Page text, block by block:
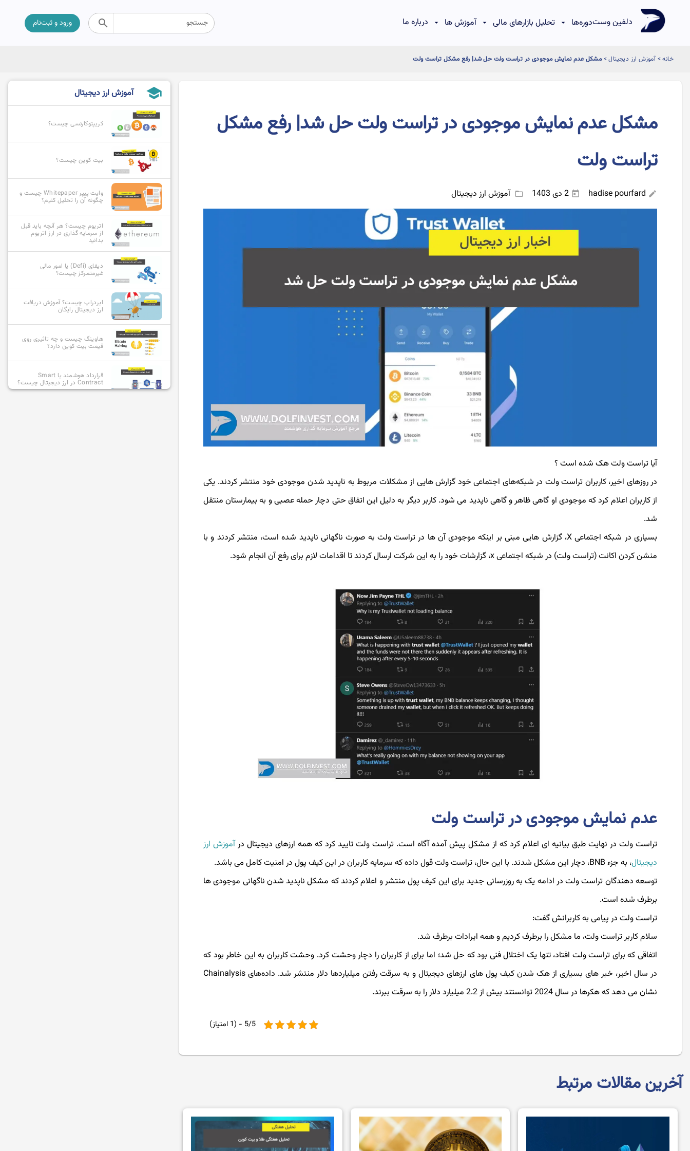
دلفین وستدوره‌ها تحلیل بازارهای مالی آموزش ها درباره ما جستجو search ورود و ثبت‌نام
خانه>آموزش ارز دیجیتال>مشکل عدم نمایش موجودی در تراست ولت حل شد| رفع مشکل تراست ولت
مشکل عدم نمایش موجودی در تراست ولت حل شد| رفع مشکل
تراست ولت
edit
today
folder_open آموزش ارز دیجیتال
آیا تراست ولت هک شده است ؟
در روزهای اخیر، کاربران تراست ولت در شبکه‌های اجتماعی خود گزارش‌ هایی از مشکلات مربوط به ناپدید شدن موجودی خود منتشر کردند. یکی
از کاربران اعلام کرد که موجودی او گاهی ظاهر و گاهی ناپدید می ‌شود. کاربر دیگر به دلیل این اتفاق حتی دچار حمله عصبی و به بیمارستان منتقل
شد.
بسیاری در شبکه اجتماعی X، گزارش هایی مبنی بر اینکه موجودی آن ها در تراست ولت به صورت ناگهانی ناپدید شده است، منتشر کردند و با
منشن کردن اکانت (تراست ولت) در شبکه اجتماعی x، گزارشات خود را به این شرکت ارسال کردند تا اقدامات لازم برای رفع آن انجام شود.
عدم نمایش موجودی در تراست ولت
تراست ولت در نهایت طبق بیانیه ای اعلام کرد که از مشکل پیش آمده آگاه است. تراست ولت تایید کرد که همه ارزهای دیجیتال درآموزش ارز
دیجیتال، به جزء BNB، دچار این مشکل شدند. با این حال، تراست ولت قول داده که سرمایه کاربران در این کیف پول در امنیت کامل می باشد.
توسعه‌ دهندگان تراست ولت در ادامه یک به ‌روزرسانی جدید برای این کیف پول منتشر و اعلام کردند که مشکل ناپدید شدن ناگهانی موجودی ها
برطرف شده‌ است.
تراست ولت در پیامی به کاربرانش گفت:
سلام کاربر تراست ولت، ما مشکل را برطرف کردیم و همه ایرادات برطرف شد.
اتفاقی که برای تراست ولت افتاد، تنها یک اختلال فنی بود که حل شد؛ اما برای از کاربران را دچار وحشت کرد. وحشت کاربران به این خاطر بود که
در سال اخیر، خبر های بسیاری از هک شدن کیف پول های ارزهای دیجیتال و به سرقت رفتن میلیاردها دلار منتشر شد. داده‌های Chainalysis
نشان می دهد که هکرها در سال 2024 توانستند بیش از 2.2 میلیارد دلار را به سرقت ببرند.
5/5 - (1 امتیاز)
آخرین مقالات مرتبط
school آموزش ارز دیجیتال
کریپتوکارنسی چیست؟
بیت کوین چیست؟
وایت پیپر Whitepaper چیست و
چگونه آن را تحلیل کنیم؟
اتریوم چیست؟ هر آنچه باید قبل
از سرمایه گذاری در ارز اتریوم
بدانید
دیفای (Defi) یا امور مالی
غیرمتمرکز چیست؟
ایردراپ چیست؟ آموزش دریافت
ارز دیجیتال رایگان
هاوینگ چیست و چه تاثیری روی
قیمت بیت کوین دارد؟
قرارداد هوشمند یا Smart
Contract در ارز دیجیتال چیست؟